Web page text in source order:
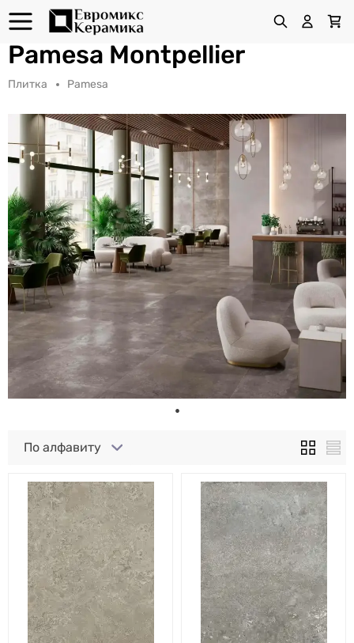
Pamesa Montpellier
Плитка Pamesa
По алфавиту